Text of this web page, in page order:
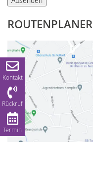
Kontakt
Rückruf
Termin
ROUTENPLANER